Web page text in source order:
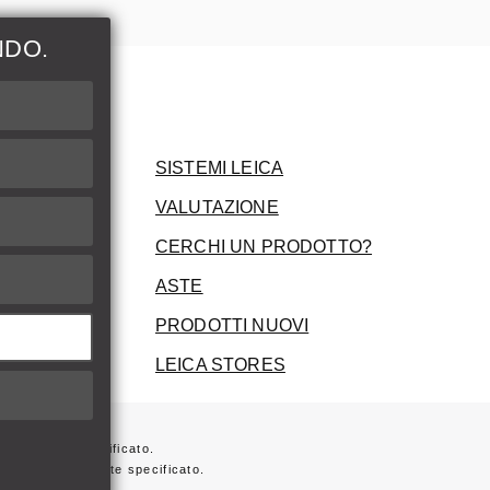
SISTEMI LEICA
VALUTAZIONE
CERCHI UN PRODOTTO?
ASTE
PRODOTTI NUOVI
LEICA STORES
specificato.
non diversamente specificato.